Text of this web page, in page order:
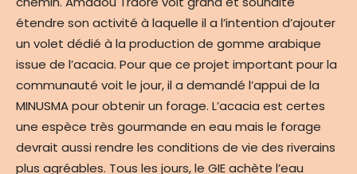
étendre son activité à laquelle il a l’intention d’ajouter
un volet dédié à la production de gomme arabique
issue de l’acacia. Pour que ce projet important pour la
communauté voit le jour, il a demandé l’appui de la
MINUSMA pour obtenir un forage. L’acacia est certes
une espèce très gourmande en eau mais le forage
devrait aussi rendre les conditions de vie des riverains
plus agréables. Tous les jours, le GIE achète l’eau